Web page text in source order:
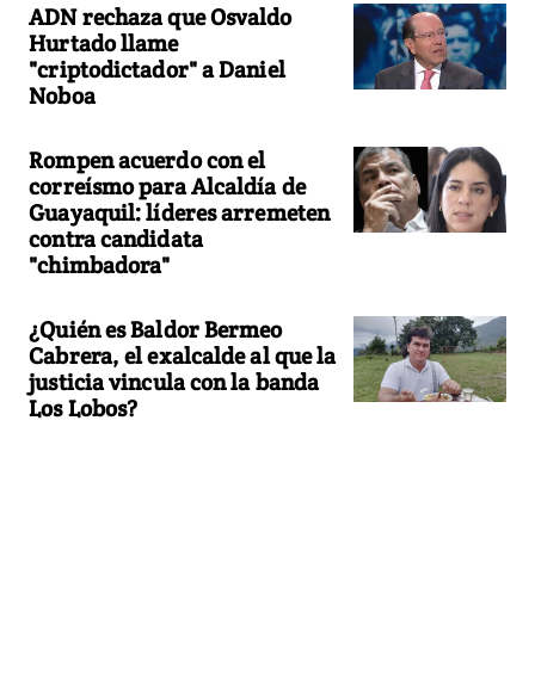
ADN rechaza que Osvaldo
Hurtado llame
"criptodictador" a Daniel
Noboa
Rompen acuerdo con el
correísmo para Alcaldía de
Guayaquil: líderes arremeten
contra candidata
"chimbadora"
¿Quién es Baldor Bermeo
Cabrera, el exalcalde al que la
justicia vincula con la banda
Los Lobos?